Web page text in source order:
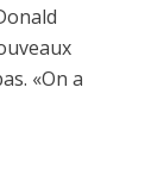
«On a